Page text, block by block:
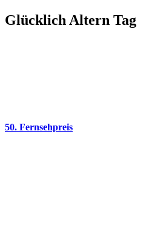
Glücklich Altern Tag
50. Fernsehpreis